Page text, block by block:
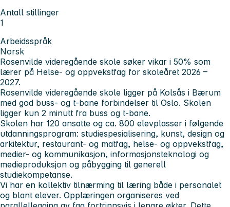
Antall stillinger
1
Arbeidsspråk
Norsk
Rosenvilde videregående skole søker vikar i 50% som
lærer på Helse- og oppvekstfag for skoleåret 2026 –
2027.
Rosenvilde videregående skole ligger på Kolsås i Bærum
med god buss- og t-bane forbindelser til Oslo. Skolen
ligger kun 2 minutt fra buss og t-bane.
Skolen har 120 ansatte og ca. 800 elevplasser i følgende
utdanningsprogram: studiespesialisering, kunst, design og
arkitektur, restaurant- og matfag, helse- og oppvekstfag,
medier- og kommunikasjon, informasjonsteknologi og
medieproduksjon og påbygging til generell
studiekompetanse.
Vi har en kollektiv tilnærming til læring både i personalet
og blant elever. Opplæringen organiseres ved